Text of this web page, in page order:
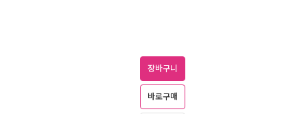
장바구니
바로구매